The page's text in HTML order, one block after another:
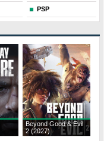
PSP
Beyond Good & Evil
2 (2027)